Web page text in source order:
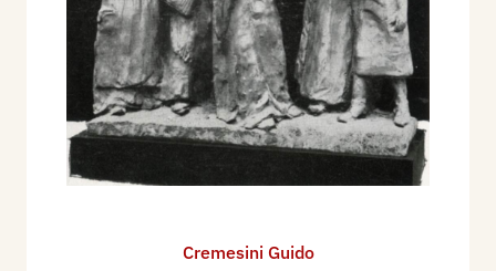
Cremesini Guido